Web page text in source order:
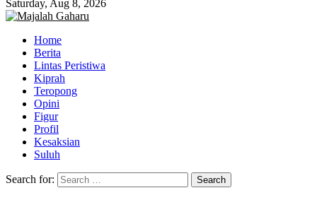
Saturday, Aug 8, 2026
Home
Berita
Lintas Peristiwa
Kiprah
Teropong
Opini
Figur
Profil
Kesaksian
Suluh
Search for: